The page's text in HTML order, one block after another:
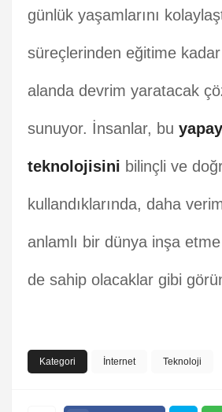
günlük yaşamlarını
süreçlerinden eğitime
alanda devrim yaratacak
sunuyor. İnsanlar, bu
teknolojisini bilinçli ve
kullandıklarında, daha
anlamlı bir dünya inşa
de sahip olacaklar gibi
Kategori İnternet Teknoloji